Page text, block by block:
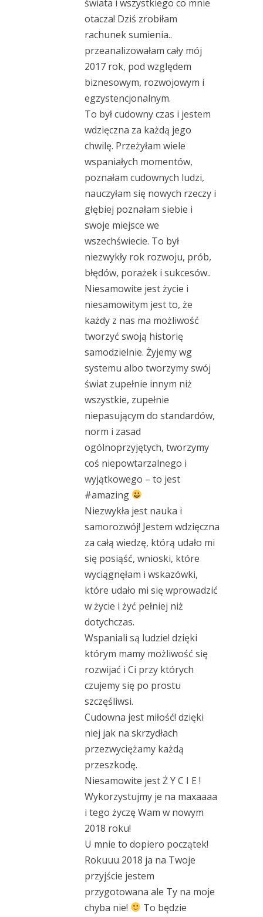
świata i wszystkiego co mnie
otacza! Dziś zrobiłam
rachunek sumienia..
przeanalizowałam cały mój
2017 rok, pod względem
biznesowym, rozwojowym i
egzystencjonalnym.
To był cudowny czas i jestem
wdzięczna za każdą jego
chwilę. Przeżyłam wiele
wspaniałych momentów,
poznałam cudownych ludzi,
nauczyłam się nowych rzeczy i
głębiej poznałam siebie i
swoje miejsce we
wszechświecie. To był
niezwykły rok rozwoju, prób,
błędów, porażek i sukcesów..
Niesamowite jest życie i
niesamowitym jest to, że
każdy z nas ma możliwość
tworzyć swoją historię
samodzielnie. Żyjemy wg
systemu albo tworzymy swój
świat zupełnie innym niż
wszystkie, zupełnie
niepasującym do standardów,
norm i zasad
ogólnoprzyjętych, tworzymy
coś niepowtarzalnego i
wyjątkowego – to jest
#amazing
Niezwykła jest nauka i
samorozwój! Jestem wdzięczna
za całą wiedzę, którą udało mi
się posiąść, wnioski, które
wyciągnęłam i wskazówki,
które udało mi się wprowadzić
w życie i żyć pełniej niż
dotychczas.
Wspaniali są ludzie! dzięki
którym mamy możliwość się
rozwijać i Ci przy których
czujemy się po prostu
szczęśliwsi.
Cudowna jest miłość! dzięki
niej jak na skrzydłach
przezwyciężamy każdą
przeszkodę.
Niesamowite jest Ż Y C I E !
Wykorzystujmy je na maxaaaa
i tego życzę Wam w nowym
2018 roku!
U mnie to dopiero początek!
Rokuuu 2018 ja na Twoje
przyjście jestem
przygotowana ale Ty na moje
chyba nie!
To będzie